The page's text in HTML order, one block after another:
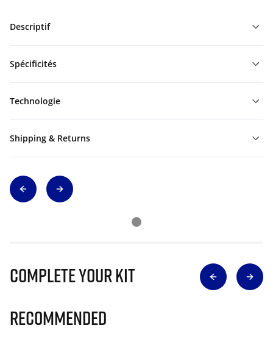
Descriptif
Spécificités
Technologie
Shipping & Returns
Complete Your Kit
Recommended